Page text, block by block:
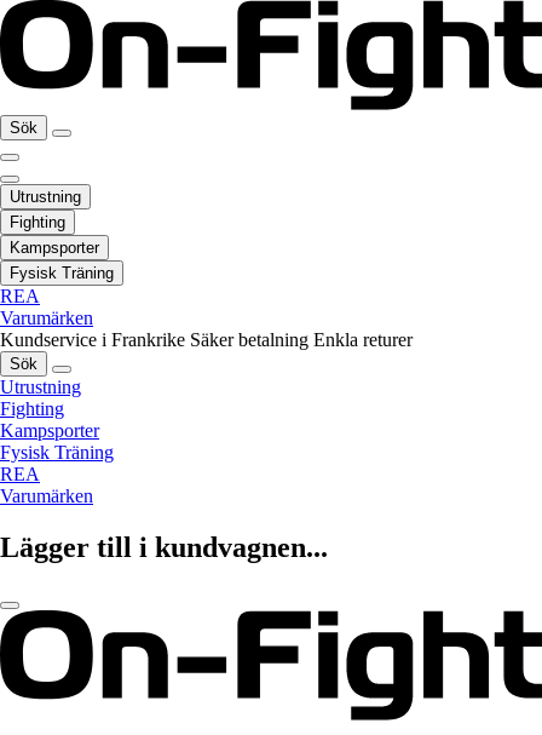
Sök
Utrustning
Fighting
Kampsporter
Fysisk Träning
REA
Varumärken
Kundservice i Frankrike Säker betalning Enkla returer
Sök
Utrustning
Fighting
Kampsporter
Fysisk Träning
REA
Varumärken
Lägger till i kundvagnen...